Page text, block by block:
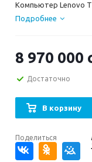
Компьютер Lenovo
Подробнее
8 970 000
Достаточно
В корзину
Поделиться